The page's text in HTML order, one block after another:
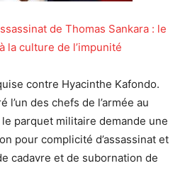
de Thomas Sankara : le
la culture de l’impunité
contre Hyacinthe Kafondo.
l’un des chefs de l’armée au
le parquet militaire demande une
pour complicité d’assassinat et
cadavre et de subornation de